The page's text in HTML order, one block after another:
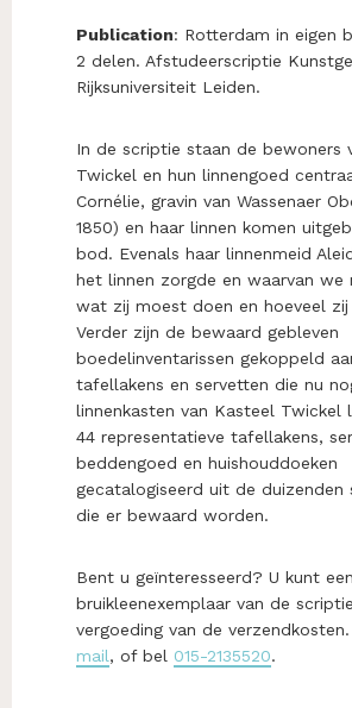
Publication: Rotterdam in eigen
2 delen. Afstudeerscriptie
Rijksuniversiteit Leiden.
In de scriptie staan de bewoners
Twickel en hun linnengoed
Cornélie, gravin van Wassenaer
1850) en haar linnen komen
bod. Evenals haar linnenmeid
het linnen zorgde en waarvan we
wat zij moest doen en hoeveel zij
Verder zijn de bewaard gebleven
boedelinventarissen gekoppeld
tafellakens en servetten die nu
linnenkasten van Kasteel Twickel
44 representatieve tafellakens,
beddengoed en huishouddoeken
gecatalogiseerd uit de duizenden
die er bewaard worden.
Bent u geïnteresseerd? U kunt een
bruikleenexemplaar van de
vergoeding van de
mail, of bel 015-2135520.